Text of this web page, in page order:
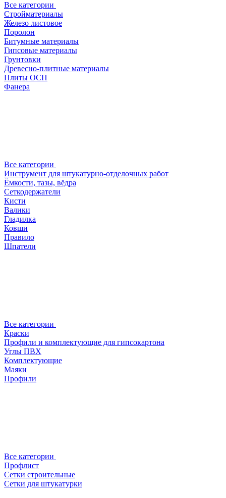
Все категории
Стройматериалы
Железо листовое
Поролон
Битумные материалы
Гипсовые материалы
Грунтовки
Древесно-плитные материалы
Плиты ОСП
Фанера
Все категории
Инструмент для штукатурно-отделочных работ
Ёмкости, тазы, вёдра
Сеткодержатели
Кисти
Валики
Гладилка
Ковши
Правило
Шпатели
Все категории
Краски
Профили и комплектующие для гипсокартона
Углы ПВХ
Комплектующие
Маяки
Профили
Все категории
Профлист
Сетки строительные
Сетки для штукатурки